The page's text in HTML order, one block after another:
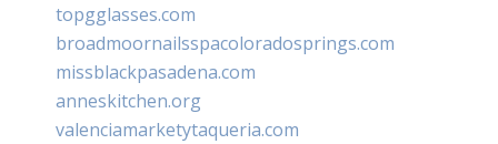
topgglasses.com
broadmoornailsspacoloradosprings.com
missblackpasadena.com
anneskitchen.org
valenciamarketytaqueria.com